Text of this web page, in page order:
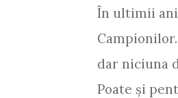
În ultimii
dar niciuna
Poate şi